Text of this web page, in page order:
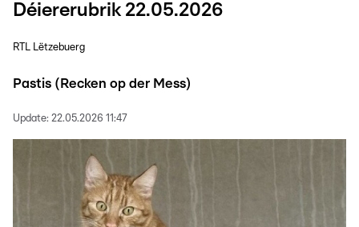
Déiererubrik 22.05.2026
RTL Lëtzebuerg
Pastis (Recken op der Mess)
Update: 22.05.2026 11:47